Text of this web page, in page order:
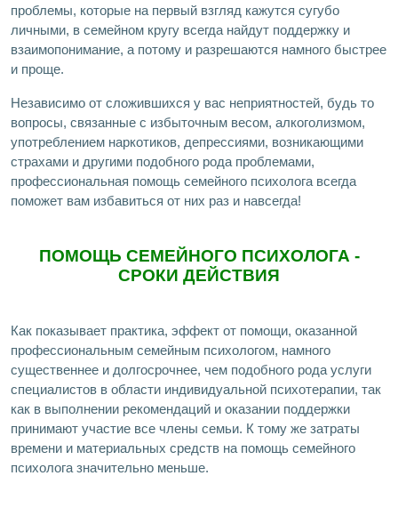
проблемы, которые на первый взгляд кажутся сугубо
личными, в семейном кругу всегда найдут поддержку и
взаимопонимание, а потому и разрешаются намного быстрее
и проще.
Независимо от сложившихся у вас неприятностей, будь то
вопросы, связанные с избыточным весом, алкоголизмом,
употреблением наркотиков, депрессиями, возникающими
страхами и другими подобного рода проблемами,
профессиональная помощь семейного психолога всегда
поможет вам избавиться от них раз и навсегда!
ПОМОЩЬ СЕМЕЙНОГО ПСИХОЛОГА -
СРОКИ ДЕЙСТВИЯ
Как показывает практика, эффект от помощи, оказанной
профессиональным семейным психологом, намного
существеннее и долгосрочнее, чем подобного рода услуги
специалистов в области индивидуальной психотерапии, так
как в выполнении рекомендаций и оказании поддержки
принимают участие все члены семьи. К тому же затраты
времени и материальных средств на помощь семейного
психолога значительно меньше.